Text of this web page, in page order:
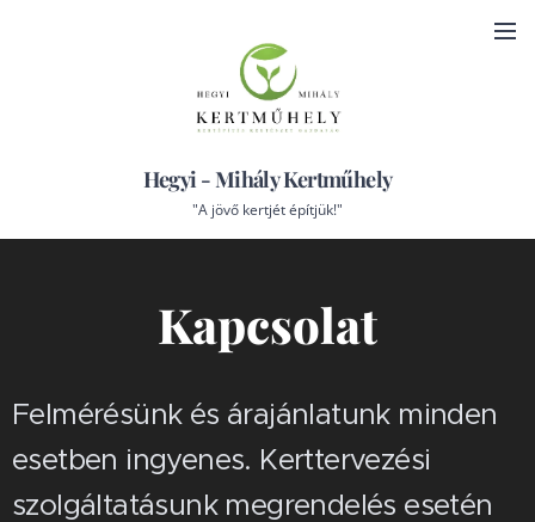
Hegyi - Mihály Kertműhely
"A jövő kertjét építjük!"
Kapcsolat
Felmérésünk és árajánlatunk minden
esetben ingyenes. Kerttervezési
szolgáltatásunk megrendelés esetén